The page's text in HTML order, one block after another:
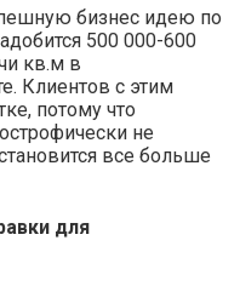
бизнес идею по
500 000-600
кв.м в
Клиентов с этим
потому что
не
все больше
для